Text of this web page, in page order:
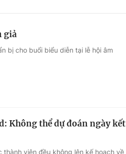
Giải sao mai
giả
bị cho buổi biểu diễn tại lễ hội âm
Không thể dự đoán ngày kết
viên đều không lên kế hoạch về